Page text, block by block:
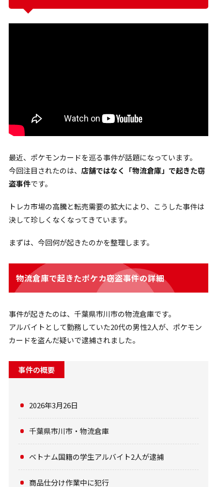
最近、ポケモンカードを巡る事件が話題になっています。
今回注目されたのは、 店舗ではなく「物流倉庫」で起きた窃
盗事件です。
トレカ市場の高騰と転売需要の拡大により、こうした事件は
決して珍しくなくなってきています。
まずは、今回何が起きたのかを整理します。
物流倉庫で起きたポケカ窃盗事件の詳細
事件が起きたのは、千葉県市川市の物流倉庫です。
アルバイトとして勤務していた20代の男性2人が、ポケモン
カードを盗んだ疑いで逮捕されました。
事件の概要
2026年3月26日
千葉県市川市・物流倉庫
ベトナム国籍の学生アルバイト2人が逮捕
商品仕分け作業中に犯行